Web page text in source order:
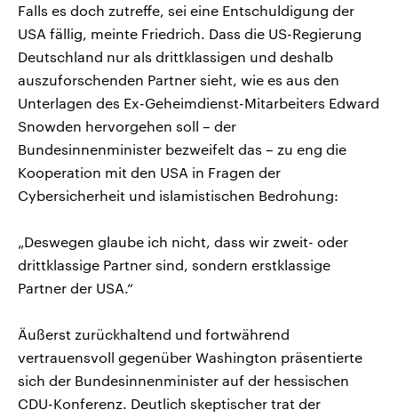
Falls es doch zutreffe, sei eine Entschuldigung der
USA fällig, meinte Friedrich. Dass die US-Regierung
Deutschland nur als drittklassigen und deshalb
auszuforschenden Partner sieht, wie es aus den
Unterlagen des Ex-Geheimdienst-Mitarbeiters Edward
Snowden hervorgehen soll – der
Bundesinnenminister bezweifelt das – zu eng die
Kooperation mit den USA in Fragen der
Cybersicherheit und islamistischen Bedrohung:
„Deswegen glaube ich nicht, dass wir zweit- oder
drittklassige Partner sind, sondern erstklassige
Partner der USA.“
Äußerst zurückhaltend und fortwährend
vertrauensvoll gegenüber Washington präsentierte
sich der Bundesinnenminister auf der hessischen
CDU-Konferenz. Deutlich skeptischer trat der